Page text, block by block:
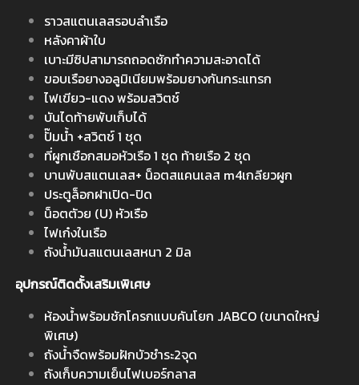
ราวสแตนเลสรอบลำเรือ
หลังคาผ้าใบ
เบาะมีซิปสามารถถอดซักทำความสะอาดได้
ขอบเรือยางอลูมิเนียมพร้อมยางกันกระแทรก
ไฟเขียว-แดง พร้อมสวิตช์
บันไดท้ายพับเก็บได้
ปั๊มน้ำ +สวิตช์ 1 ชุด
ที่ผูกเชือกสมอหัวเรือ 1 ชุด ท้ายเรือ 2 ชุด
บานพับสแตนเลส+ น็อตสแคนเลส m4เกลียวผูก
ประตูล็อกฝาเปิด-ปิด
น็อตตัวย (U) หัวเรือ
ไฟเก๋งในเรือ
ถังน้ำมันสแตนเลสหนา 2 มิล
อุปกรณ์ติดตั้งเสริมเพิเศษ
ห้องน้ำพร้อมชักโครกแบบคันโยก JABCO (ขนาดใหญ่
พิเศษ)
ถังน้ำจืดพร้อมฝักบัวชำระ2จุด
ถังเก็บความเย็นไฟเบอร์กลาส